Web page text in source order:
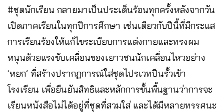
#ชุดนักเรียน กลายมาเป็นประเด็นร้อนทุกครั้งหลังจากวัน
เปิดภาคเรียนในทุกปีการศึกษา เช่นเดียวกับปีนี้ที่มีกระแส
การเรียนร้องให้แก้ไขระเบียบการแต่งกายและทรงผม
หนุนด้วยแรงขับเคลื่อนของเยาวชนนักเคลื่อนไหวอย่าง
‘หยก’ ที่สร้างปรากฏการณ์ใส่ชุดไปรเวทปีนรั้วเข้า
โรงเรียน เพื่อยืนยันสิทธิและหลักการขั้นพื้นฐานว่าการจะ
เรียนหนังสือไม่ได้อยู่ที่ชุดที่สวมใส่ และได้มีหลายทรรศนะ